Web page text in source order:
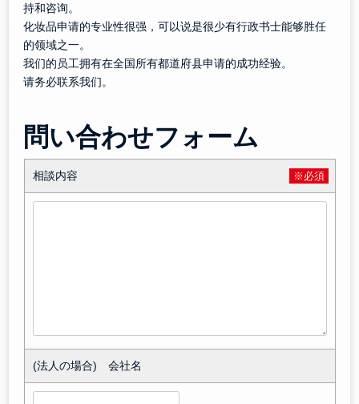
持和咨询。
化妆品申请的专业性很强，可以说是很少有行政书士能够胜任
的领域之一。
我们的员工拥有在全国所有都道府县申请的成功经验。
请务必联系我们。
問い合わせフォーム
相談内容 ※必須
(法人の場合) 会社名